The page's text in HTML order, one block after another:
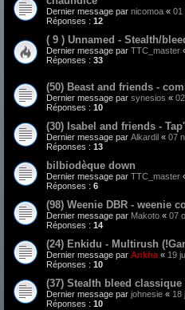
Dernier message par nicomoa « 01
Réponses : 12
( 9 ) Unnamed - Stealth/
Dernier message par TTC_master
Réponses : 33
(50) Beast and friends -
Dernier message par synesios «
Réponses : 10
(30) Isabel and friends -
Dernier message par Alkardil « 07
Réponses : 13
bilbiodèque down
Dernier message par TTC_master
Réponses : 6
(98) Weenie DBR - weenie
Dernier message par Makoto « 07
Réponses : 14
(24) Enkidu - Multirush
Dernier message par Ankha « 19
Réponses : 10
(37) Stealth bleed classique
Dernier message par johnesie « 18
Réponses : 10